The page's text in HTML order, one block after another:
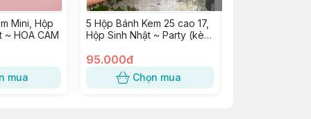
Mini, Hộp
~ HOA CAM
mua
5 Hộp Bánh Kem 25 cao 17,
Hộp Sinh Nhật ~ Party (kèm
95.000đ
Chọn mua